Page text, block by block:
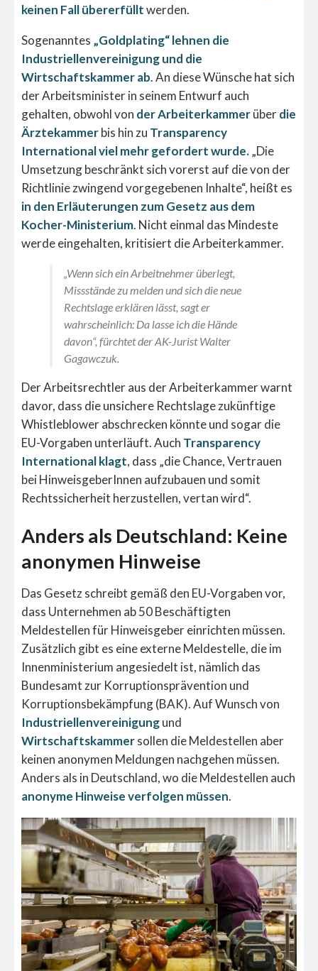
keinen Fall übererfülltwerden.
Sogenanntes „Goldplating“ lehnen die
Industriellenvereinigung und die
Wirtschaftskammer ab. An diese Wünsche hat sich
der Arbeitsminister in seinem Entwurf auch
gehalten, obwohl von der Arbeiterkammerüberdie
Ärztekammerbis hin zu Transparency
International viel mehr gefordert wurde.„Die
Umsetzung beschränkt sich vorerst auf die von der
Richtlinie zwingend vorgegebenen Inhalte“, heißt es
in den Erläuterungen zum Gesetz aus dem
Kocher-Ministerium. Nicht einmal das Mindeste
werde eingehalten, kritisiert die Arbeiterkammer.
„Wenn sich ein Arbeitnehmer überlegt,
Missstände zu melden und sich die neue
Rechtslage erklären lässt, sagt er
wahrscheinlich: Da lasse ich die Hände
davon“, fürchtet der AK-Jurist Walter
Gagawczuk.
Der Arbeitsrechtler aus der Arbeiterkammer warnt
davor, dass die unsichere Rechtslage zukünftige
Whistleblower abschrecken könnte und sogar die
EU-Vorgaben unterläuft. Auch Transparency
International klagt, dass „die Chance, Vertrauen
bei HinweisgeberInnen aufzubauen und somit
Rechtssicherheit herzustellen, vertan wird“.
Anders als Deutschland: Keine
anonymen Hinweise
Das Gesetz schreibt gemäß den EU-Vorgaben vor,
dass Unternehmen ab 50 Beschäftigten
Meldestellen für Hinweisgeber einrichten müssen.
Zusätzlich gibt es eine externe Meldestelle, die im
Innenministerium angesiedelt ist, nämlich das
Bundesamt zur Korruptionsprävention und
Korruptionsbekämpfung (BAK). Auf Wunsch von
Industriellenvereinigungund
Wirtschaftskammersollen die Meldestellen aber
keinen anonymen Meldungen nachgehen müssen.
Anders als in Deutschland, wo die Meldestellen auch
anonyme Hinweise verfolgen müssen.